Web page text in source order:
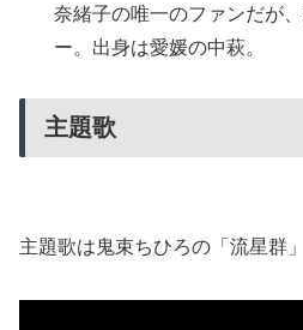
奈緒子の唯一のファンだが
ー。出身は愛媛の中萩。
主題歌
主題歌は鬼束ちひろの「流星群」